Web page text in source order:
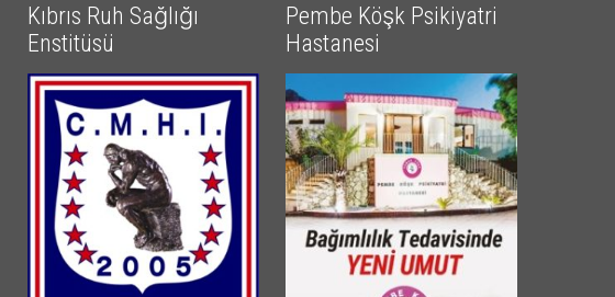
Kıbrıs Ruh Sağlığı
Enstitüsü
Pembe Köşk Psikiyatri
Hastanesi